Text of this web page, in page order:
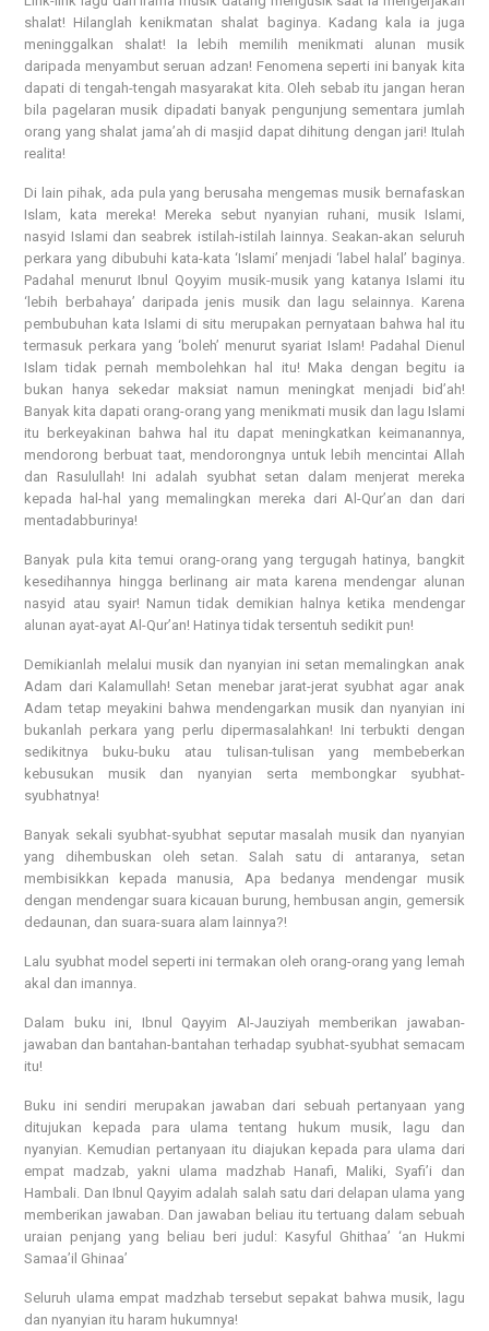
shalat! Hilanglah kenikmatan shalat baginya. Kadang kala ia juga
meninggalkan shalat! Ia lebih memilih menikmati alunan musik
daripada menyambut seruan adzan! Fenomena seperti ini banyak kita
dapati di tengah-tengah masyarakat kita. Oleh sebab itu jangan heran
bila pagelaran musik dipadati banyak pengunjung sementara jumlah
orang yang shalat jama’ah di masjid dapat dihitung dengan jari! Itulah
realita!
Di lain pihak, ada pula yang berusaha mengemas musik bernafaskan
Islam, kata mereka! Mereka sebut nyanyian ruhani, musik Islami,
nasyid Islami dan seabrek istilah-istilah lainnya. Seakan-akan seluruh
perkara yang dibubuhi kata-kata ‘Islami’ menjadi ‘label halal’ baginya.
Padahal menurut Ibnul Qoyyim musik-musik yang katanya Islami itu
‘lebih berbahaya’ daripada jenis musik dan lagu selainnya. Karena
pembubuhan kata Islami di situ merupakan pernyataan bahwa hal itu
termasuk perkara yang ‘boleh’ menurut syariat Islam! Padahal Dienul
Islam tidak pernah membolehkan hal itu! Maka dengan begitu ia
bukan hanya sekedar maksiat namun meningkat menjadi bid’ah!
Banyak kita dapati orang-orang yang menikmati musik dan lagu Islami
itu berkeyakinan bahwa hal itu dapat meningkatkan keimanannya,
mendorong berbuat taat, mendorongnya untuk lebih mencintai Allah
dan Rasulullah! Ini adalah syubhat setan dalam menjerat mereka
kepada hal-hal yang memalingkan mereka dari Al-Qur’an dan dari
mentadabburinya!
Banyak pula kita temui orang-orang yang tergugah hatinya, bangkit
kesedihannya hingga berlinang air mata karena mendengar alunan
nasyid atau syair! Namun tidak demikian halnya ketika mendengar
alunan ayat-ayat Al-Qur’an! Hatinya tidak tersentuh sedikit pun!
Demikianlah melalui musik dan nyanyian ini setan memalingkan anak
Adam dari Kalamullah! Setan menebar jarat-jerat syubhat agar anak
Adam tetap meyakini bahwa mendengarkan musik dan nyanyian ini
bukanlah perkara yang perlu dipermasalahkan! Ini terbukti dengan
sedikitnya buku-buku atau tulisan-tulisan yang membeberkan
kebusukan musik dan nyanyian serta membongkar syubhat-
syubhatnya!
Banyak sekali syubhat-syubhat seputar masalah musik dan nyanyian
yang dihembuskan oleh setan. Salah satu di antaranya, setan
membisikkan kepada manusia, Apa bedanya mendengar musik
dengan mendengar suara kicauan burung, hembusan angin, gemersik
dedaunan, dan suara-suara alam lainnya?!
Lalu syubhat model seperti ini termakan oleh orang-orang yang lemah
akal dan imannya.
Dalam buku ini, Ibnul Qayyim Al-Jauziyah memberikan jawaban-
jawaban dan bantahan-bantahan terhadap syubhat-syubhat semacam
itu!
Buku ini sendiri merupakan jawaban dari sebuah pertanyaan yang
ditujukan kepada para ulama tentang hukum musik, lagu dan
nyanyian. Kemudian pertanyaan itu diajukan kepada para ulama dari
empat madzab, yakni ulama madzhab Hanafi, Maliki, Syafi’i dan
Hambali. Dan Ibnul Qayyim adalah salah satu dari delapan ulama yang
memberikan jawaban. Dan jawaban beliau itu tertuang dalam sebuah
uraian penjang yang beliau beri judul: Kasyful Ghithaa’ ‘an Hukmi
Samaa’il Ghinaa’
Seluruh ulama empat madzhab tersebut sepakat bahwa musik, lagu
dan nyanyian itu haram hukumnya!